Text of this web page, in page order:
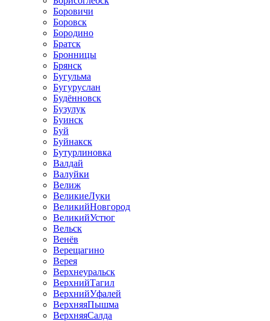
Боровичи
Боровск
Бородино
Братск
Бронницы
Брянск
Бугульма
Бугуруслан
Будённовск
Бузулук
Буинск
Буй
Буйнакск
Бутурлиновка
Валдай
Валуйки
Велиж
ВеликиеЛуки
ВеликийНовгород
ВеликийУстюг
Вельск
Венёв
Верещагино
Верея
Верхнеуральск
ВерхнийТагил
ВерхнийУфалей
ВерхняяПышма
ВерхняяСалда